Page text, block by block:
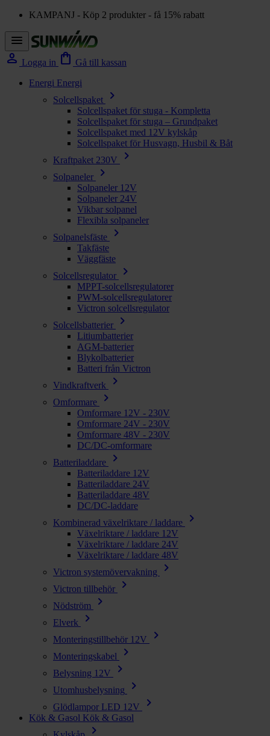
KAMPANJ - Köp 2 produkter - få 15% rabatt
menu
person Logga in shopping_bag Gå till kassan
Energi Energi
Solcellspaket
chevron_right
Solcellspaket för stuga - Kompletta
Solcellspaket för stuga – Grundpaket
Solcellspaket med 12V kylskåp
Solcellspaket för Husvagn, Husbil & Båt
Kraftpaket 230V
chevron_right
Solpaneler chevron_right
Solpaneler 12V
Solpaneler 24V
Vikbar solpanel
Flexibla solpaneler
Solpanelsfäste
chevron_right
Takfäste
Väggfäste
Solcellsregulator
chevron_right
MPPT-solcellsregulatorer
PWM-solcellsregulatorer
Victron solcellsregulator
Solcellsbatterier
chevron_right
Litiumbatterier
AGM-batterier
Blykolbatterier
Batteri från Victron
Vindkraftverk
chevron_right
Omformare chevron_right
Omformare 12V - 230V
Omformare 24V - 230V
Omformare 48V - 230V
DC/DC-omformare
Batteriladdare
chevron_right
Batteriladdare 12V
Batteriladdare 24V
Batteriladdare 48V
DC/DC-laddare
Kombinerad växelriktare / laddare
chevron_right
Växelriktare / laddare 12V
Växelriktare / laddare 24V
Växelriktare / laddare 48V
Victron systemövervakning
chevron_right
Victron tillbehör chevron_right
Nödström chevron_right
Elverk chevron_right
Monteringstillbehör 12V chevron_right
Monteringskabel chevron_right
Belysning 12V chevron_right
Utomhusbelysning chevron_right
Glödlampor LED 12V chevron_right
Kök & Gasol Kök & Gasol
chevron_right